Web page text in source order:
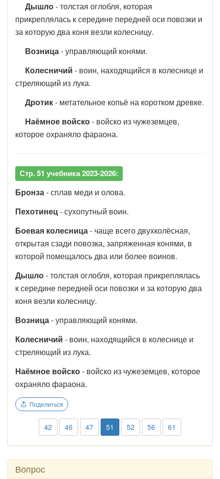
Дышло- толстая оглобля, которая
прикреплялась к середине передней оси повозки и
за которую два коня везли колесницу.
Возница- управляющий конями.
Колесничий - воин, находящийся в колеснице и
стреляющий из лука.
Дротик- метательное копьё на коротком древке.
Наёмное войско- войско из чужеземцев,
которое охраняло фараона.
Стр. 51 учебника 2023-2026:
Бронза- сплав меди и олова.
Пехотинец- сухопутный воин.
Боевая колесница- чаще всего двухколёсная,
открытая сзади повозка, запряженная конями, в
которой помещалось два или более воинов.
Дышло- толстая оглобля, которая прикреплялась
к середине передней оси повозки и за которую два
коня везли колесницу.
Возница- управляющий конями.
Колесничий - воин, находящийся в колеснице и
стреляющий из лука.
Наёмное войско- войско из чужеземцев, которое
охраняло фараона.
Поделиться
42 46 47 51 52 56 61
Вопрос